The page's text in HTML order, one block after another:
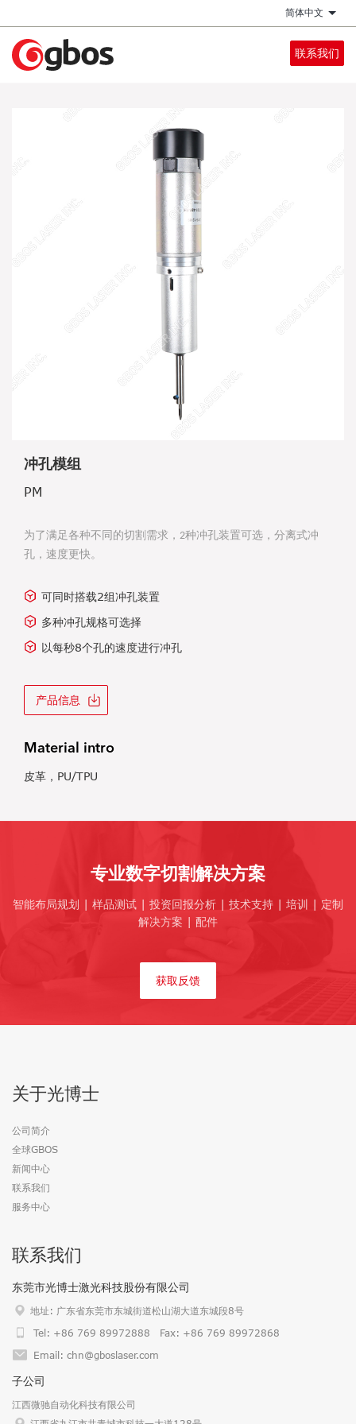
转
到
简体中文 列出
联系我们
冲孔模组
PM
为了满足各种不同的切割需求， 2种冲孔装置可选，分离式冲
孔，速度更快。
可同时搭载2组冲孔装置
多种冲孔规格可选择
以每秒8个孔的速度进行冲孔
产品信息
Material intro
皮革，PU/TPU
专业数字切割解决方案
智能布局规划 | 样品测试 | 投资回报分析 | 技术支持 | 培训 | 定制
解决方案 | 配件
获取反馈
关于光博士
公司简介
全球GBOS
新闻中心
联系我们
服务中心
联系我们
东莞市光博士激光科技股份有限公司
地址: 广东省东莞市东城街道松山湖大道东城段8号
Tel: +86 769 89972888 Fax: +86 769 89972868
Email: chn@gboslaser.com
子公司
江西微驰自动化科技有限公司